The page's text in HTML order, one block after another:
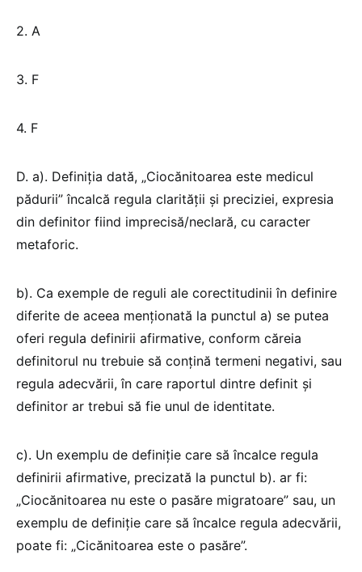
2. A
3. F
4. F
D. a). Definiția dată, „Ciocănitoarea este medicul
pădurii” încalcă regula clarității și preciziei, expresia
din definitor fiind imprecisă/neclară, cu caracter
metaforic.
b). Ca exemple de reguli ale corectitudinii în definire
diferite de aceea menționată la punctul a) se putea
oferi regula definirii afirmative, conform căreia
definitorul nu trebuie să conțină termeni negativi, sau
regula adecvării, în care raportul dintre definit și
definitor ar trebui să fie unul de identitate.
c). Un exemplu de definiție care să încalce regula
definirii afirmative, precizată la punctul b). ar fi:
„Ciocănitoarea nu este o pasăre migratoare” sau, un
exemplu de definiție care să încalce regula adecvării,
poate fi: „Cicănitoarea este o pasăre”.